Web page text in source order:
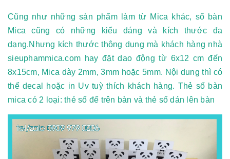
Cũng như những sản phẩm làm từ Mica khác, số bàn
Mica cũng có những kiểu dáng và kích thước đa
dạng.Nhưng kích thước thông dụng mà khách hàng nhà
sieuphammica.com hay đặt dao động từ 6x12 cm đến
8x15cm, Mica dày 2mm, 3mm hoặc 5mm. Nội dung thì có
thể decal hoặc in Uv tuỳ thích khách hàng. Thẻ số bàn
mica có 2 loại: thẻ số để trên bàn và thẻ số dán lên bàn